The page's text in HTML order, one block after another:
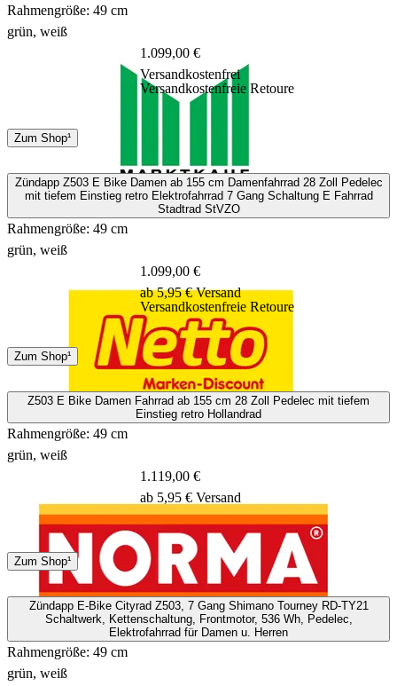
Rahmengröße: 49 cm
grün, weiß
Spedition
1.099,00 €
Versandkostenfrei
Versandkostenfreie Retoure
Zum Shop¹
Zündapp Z503 E Bike Damen ab 155 cm Damenfahrrad 28 Zoll Pedelec
mit tiefem Einstieg retro Elektrofahrrad 7 Gang Schaltung E Fahrrad
Stadtrad StVZO
Rahmengröße: 49 cm
grün, weiß
Spedition
1.099,00 €
ab 5,95 € Versand
Versandkostenfreie Retoure
Zum Shop¹
Z503 E Bike Damen Fahrrad ab 155 cm 28 Zoll Pedelec mit tiefem
Einstieg retro Hollandrad
Rahmengröße: 49 cm
grün, weiß
5 - 8 Tage
1.119,00 €
ab 5,95 € Versand
Zum Shop¹
Zündapp E-Bike Cityrad Z503, 7 Gang Shimano Tourney RD-TY21
Schaltwerk, Kettenschaltung, Frontmotor, 536 Wh, Pedelec,
Elektrofahrrad für Damen u. Herren
Rahmengröße: 49 cm
grün, weiß